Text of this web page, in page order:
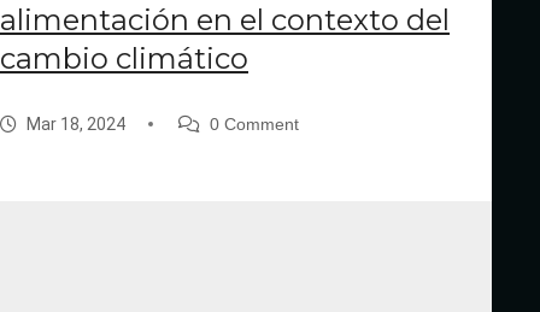
alimentación en el contexto del
cambio climático
Mar 18, 2024 0 Comment